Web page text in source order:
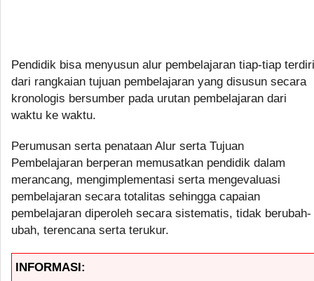
Pendidik bisa menyusun alur pembelajaran tiap-tiap terdiri
dari rangkaian tujuan pembelajaran yang disusun secara
kronologis bersumber pada urutan pembelajaran dari
waktu ke waktu.
Perumusan serta penataan Alur serta Tujuan
Pembelajaran berperan memusatkan pendidik dalam
merancang, mengimplementasi serta mengevaluasi
pembelajaran secara totalitas sehingga capaian
pembelajaran diperoleh secara sistematis, tidak berubah-
ubah, terencana serta terukur.
INFORMASI: